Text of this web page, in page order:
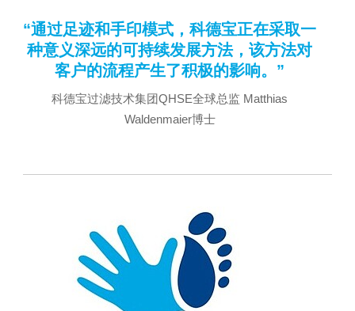
“通过足迹和手印模式，科德宝正在采取一
种意义深远的可持续发展方法，该方法对
客户的流程产生了积极的影响。”
科德宝过滤技术集团QHSE全球总监 Matthias
Waldenmaier博士